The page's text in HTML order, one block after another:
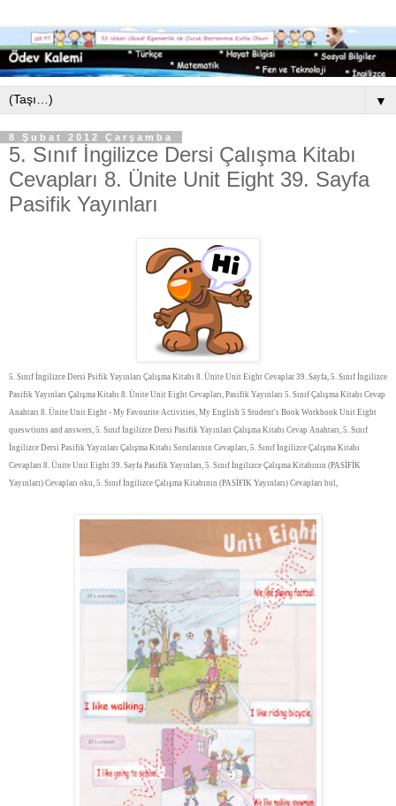
▼
8 Şubat 2012 Çarşamba
5. Sınıf İngilizce Dersi Çalışma Kitabı
Cevapları 8. Ünite Unit Eight 39. Sayfa
Pasifik Yayınları
5. Sınıf İngilizce Dersi Psifik Yayınları Çalışma Kitabı 8. Ünite Unit Eight Cevaplar 39. Sayfa, 5. Sınıf İngilizce
Pasifik Yayınları Çalışma Kitabı 8. Ünite Unit Eight Cevapları, Pasifik Yayınları 5. Sınıf Çalışma Kitabı Cevap
Anahtarı 8. Ünite Unit Eight - My Favourite Activities, My English 5 Student's Book Workbook Unit Eight
queswtions and answers, 5. Sınıf İngilizce Dersi Pasifik Yayınları Çalışma Kitabı Cevap Anahtarı, 5. Sınıf
İngilizce Dersi Pasifik Yayınları Çalışma Kitabı Sorularının Cevapları, 5. Sınıf İngilizce Çalışma Kitabı
Cevapları 8. Ünite Unit Eight 39. Sayfa Pasifik Yayınları, 5. Sınıf İngilizce Çalışma Kitabının (PASİFİK
Yayınları) Cevapları oku, 5. Sınıf İngilizce Çalışma Kitabının (PASİFİK Yayınları) Cevapları bul,